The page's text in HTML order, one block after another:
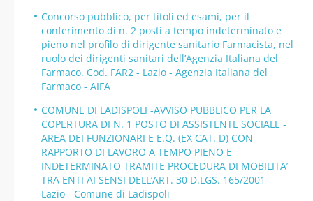
Concorso pubblico, per titoli ed esami, per il
conferimento di n. 2 posti a tempo indeterminato e
pieno nel profilo di dirigente sanitario Farmacista, nel
ruolo dei dirigenti sanitari dell’Agenzia Italiana del
Farmaco. Cod. FAR2 - Lazio - Agenzia Italiana del
Farmaco - AIFA
COMUNE DI LADISPOLI -AVVISO PUBBLICO PER LA
COPERTURA DI N. 1 POSTO DI ASSISTENTE SOCIALE -
AREA DEI FUNZIONARI E E.Q. (EX CAT. D) CON
RAPPORTO DI LAVORO A TEMPO PIENO E
INDETERMINATO TRAMITE PROCEDURA DI MOBILITA’
TRA ENTI AI SENSI DELL’ART. 30 D.LGS. 165/2001 -
Lazio - Comune di Ladispoli